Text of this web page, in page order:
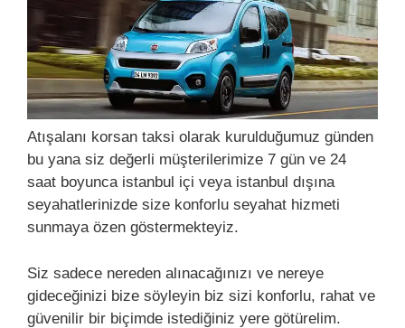
Atışalanı korsan taksi olarak kurulduğumuz günden
bu yana siz değerli müşterilerimize 7 gün ve 24
saat boyunca istanbul içi veya istanbul dışına
seyahatlerinizde size konforlu seyahat hizmeti
sunmaya özen göstermekteyiz.
Siz sadece nereden alınacağınızı ve nereye
gideceğinizi bize söyleyin biz sizi konforlu, rahat ve
güvenilir bir biçimde istediğiniz yere götürelim.